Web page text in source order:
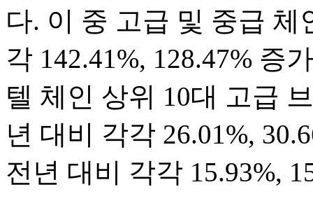
다. 이 중 고급 및 중급 체
각 142.41%, 128.47% 증
텔 체인 상위 10대 고급
년 대비 각각 26.01%,
전년 대비 각각 15.93%,